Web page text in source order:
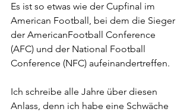
Es ist so etwas wie der Cupfinal im
American Football, bei dem die Sieger
der AmericanFootball Conference
(AFC) und der National Football
Conference (NFC) aufeinandertreffen.
Ich schreibe alle Jahre über diesen
Anlass, denn ich habe eine Schwäche